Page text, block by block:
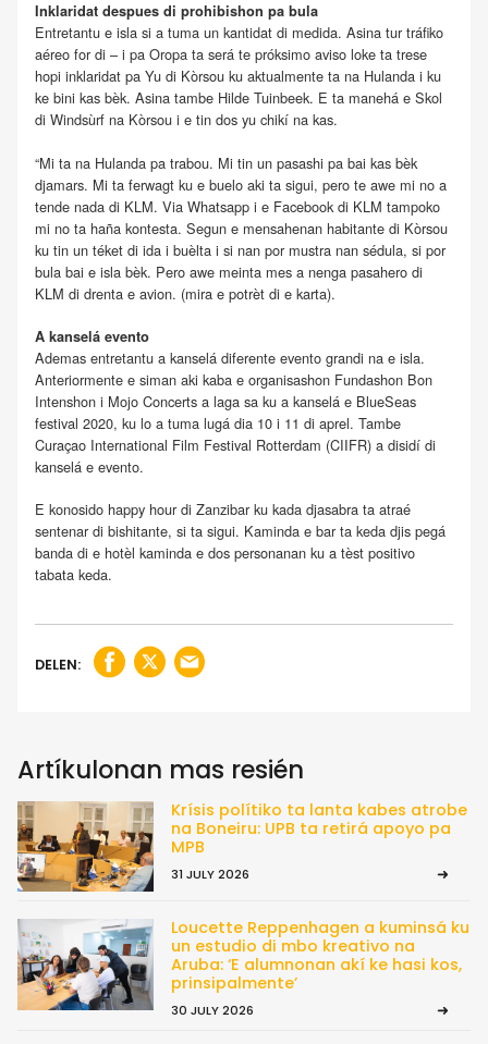
Inklaridat despues di prohibishon pa bula
Entretantu e isla si a tuma un kantidat di medida. Asina tur tráfiko
aéreo for di – i pa Oropa ta será te próksimo aviso loke ta trese
hopi inklaridat pa Yu di Kòrsou ku aktualmente ta na Hulanda i ku
ke bini kas bèk. Asina tambe Hilde Tuinbeek. E ta manehá e Skol
di Windsùrf na Kòrsou i e tin dos yu chikí na kas.
“Mi ta na Hulanda pa trabou. Mi tin un pasashi pa bai kas bèk
djamars. Mi ta ferwagt ku e buelo aki ta sigui, pero te awe mi no a
tende nada di KLM. Via Whatsapp i e Facebook di KLM tampoko
mi no ta haña kontesta. Segun e mensahenan habitante di Kòrsou
ku tin un téket di ida i buèlta i si nan por mustra nan sédula, si por
bula bai e isla bèk. Pero awe meinta mes a nenga pasahero di
KLM di drenta e avion. (mira e potrèt di e karta).
A kanselá evento
Ademas entretantu a kanselá diferente evento grandi na e isla.
Anteriormente e siman aki kaba e organisashon Fundashon Bon
Intenshon i Mojo Concerts a laga sa ku a kanselá e BlueSeas
festival 2020, ku lo a tuma lugá dia 10 i 11 di aprel. Tambe
Curaçao International Film Festival Rotterdam (CIIFR) a disidí di
kanselá e evento.
E konosido happy hour di Zanzibar ku kada djasabra ta atraé
sentenar di bishitante, si ta sigui. Kaminda e bar ta keda djis pegá
banda di e hotèl kaminda e dos personanan ku a tèst positivo
tabata keda.
DELEN:
Artíkulonan mas resién
Krísis polítiko ta lanta kabes atrobe
na Boneiru: UPB ta retirá apoyo pa
MPB
31 JULY 2026
Loucette Reppenhagen a kuminsá ku
un estudio di mbo kreativo na
Aruba: ‘E alumnonan akí ke hasi kos,
prinsipalmente’
30 JULY 2026